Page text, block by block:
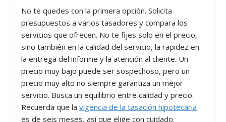
No te quedes con la primera opción. Solicita
presupuestos a varios tasadores y compara los
servicios que ofrecen. No te fijes solo en el precio,
sino también en la calidad del servicio, la rapidez en
la entrega del informe y la atención al cliente. Un
precio muy bajo puede ser sospechoso, pero un
precio muy alto no siempre garantiza un mejor
servicio. Busca un equilibrio entre calidad y precio.
Recuerda que lavigencia de la tasación hipotecaria
es de seis meses, así que elige con cuidado.